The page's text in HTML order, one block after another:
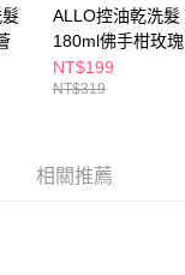
，本公司不負相關責
本公司將視審查結果
ALLO控油乾洗髮
180ml佛手柑玫瑰
NT$199
NT$319
相關推薦